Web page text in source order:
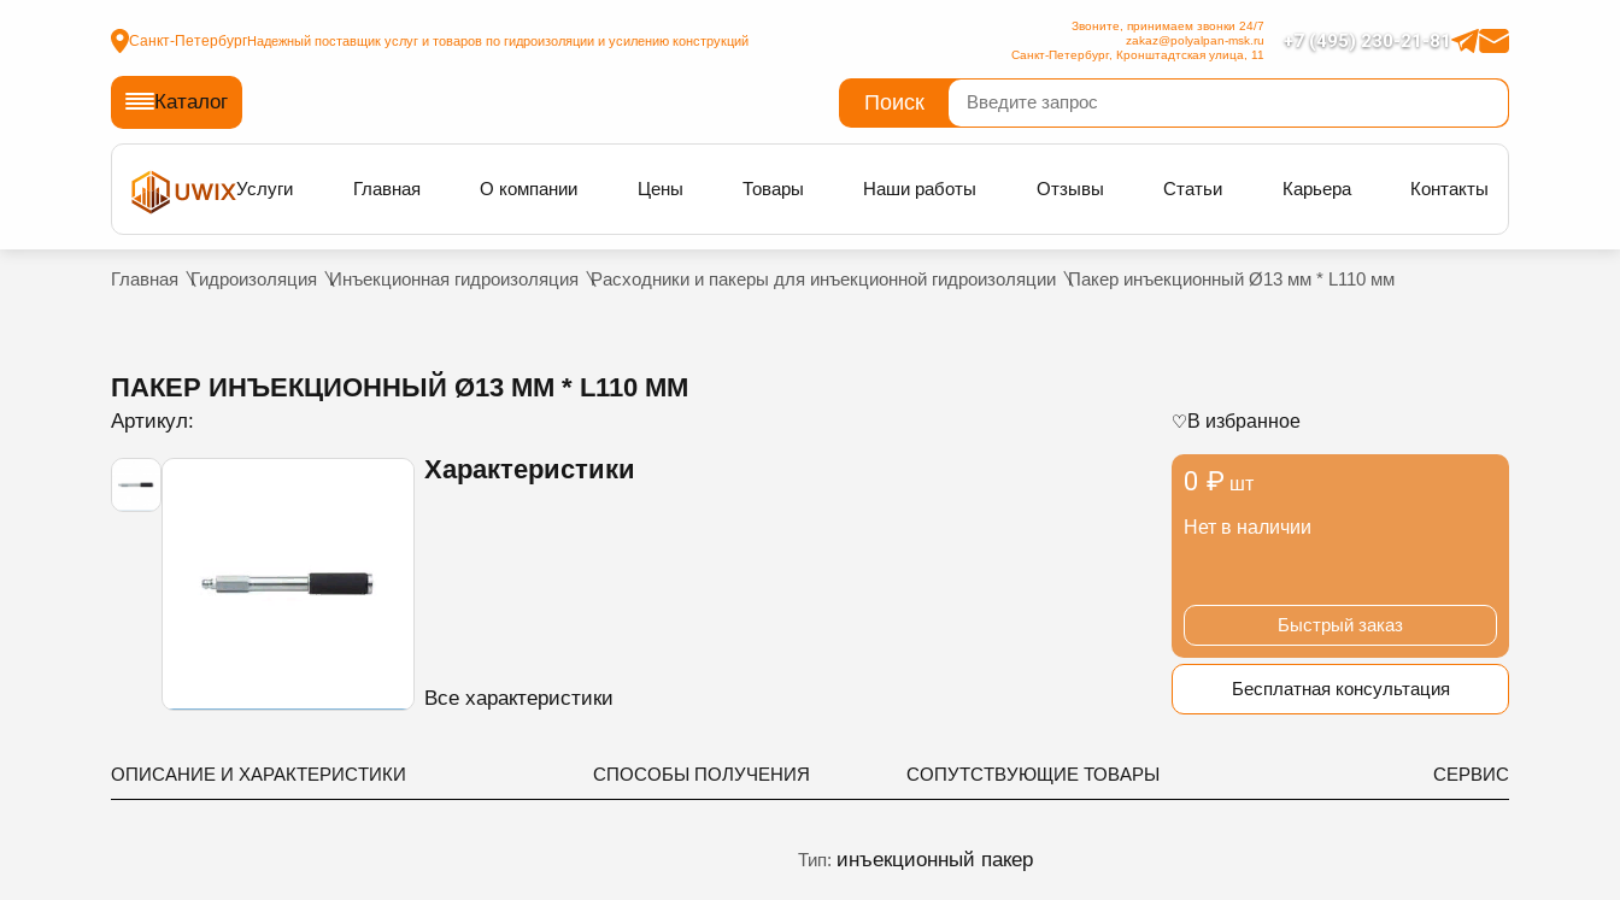
Санкт-ПетербургНадежный поставщик услуг и товаров по гидроизоляции и усилению конструкций +7 (495) 230-21-81
Звоните, принимаем звонки 24/7
zakaz@polyalpan-msk.ru
Санкт-Петербург, Кронштадтская улица, 11
Каталог Поиск
Услуги Главная О компании Цены Товары Наши работы Отзывы Статьи Карьера Контакты
Главная Гидроизоляция Инъекционная гидроизоляция Расходники и пакеры для инъекционной гидроизоляции Пакер инъекционный Ø13 мм * L110 мм
ПАКЕР ИНЪЕКЦИОННЫЙ Ø13 ММ * L110 ММ
Артикул:
Характеристики
Все характеристики
0 ₽ шт
Нет в наличии
В избранное
Быстрый заказ
Бесплатная консультация
ОПИСАНИЕ И ХАРАКТЕРИСТИКИ СПОСОБЫ ПОЛУЧЕНИЯ СОПУТСТВУЮЩИЕ ТОВАРЫ СЕРВИС
Тип: инъекционный пакер